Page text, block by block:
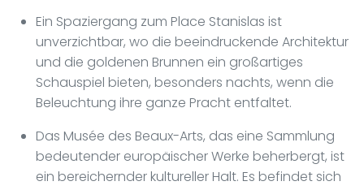
Ein Spaziergang zum Place Stanislas ist
unverzichtbar, wo die beeindruckende Architektur
und die goldenen Brunnen ein großartiges
Schauspiel bieten, besonders nachts, wenn die
Beleuchtung ihre ganze Pracht entfaltet.
Das Musée des Beaux-Arts, das eine Sammlung
bedeutender europäischer Werke beherbergt, ist
ein bereichernder kultureller Halt. Es befindet sich